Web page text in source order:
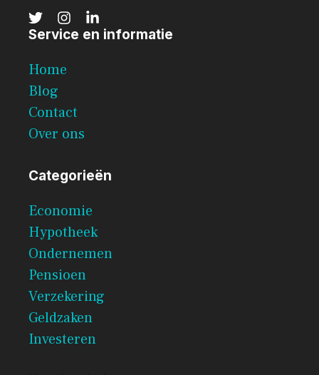
Service en informatie
Home
Blog
Contact
Over ons
Categorieën
Economie
Hypotheek
Ondernemen
Pensioen
Verzekering
Geldzaken
Investeren